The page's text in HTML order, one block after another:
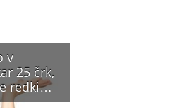
v
25 črk,
redki…